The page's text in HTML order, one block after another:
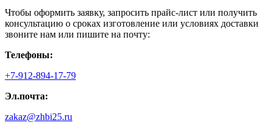
Чтобы оформить заявку, запросить прайс-лист или получить
консультацию о сроках изготовление или условиях доставки
звоните нам или пишите на почту:
Телефоны:
+7-912-894-17-79
Эл.почта:
zakaz@zhbi25.ru